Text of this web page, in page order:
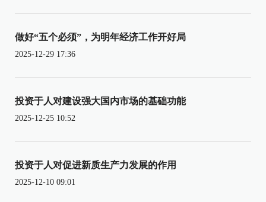
做好“五个必须”，为明年经济工作开好局
2025-12-29 17:36
投资于人对建设强大国内市场的基础功能
2025-12-25 10:52
投资于人对促进新质生产力发展的作用
2025-12-10 09:01